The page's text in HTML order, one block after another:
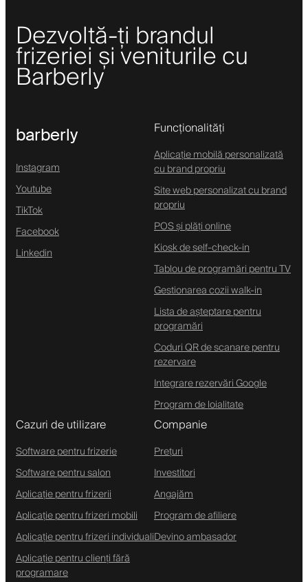
Dezvoltă-ți brandul
frizeriei și veniturile cu
Barberly
barberly
Instagram
Youtube
TikTok
Facebook
Linkedin
Funcționalități
Aplicație mobilă personalizată
cu brand propriu
Site web personalizat cu brand
propriu
POS și plăți online
Kiosk de self-check-in
Tablou de programări pentru TV
Gestionarea cozii walk-in
Lista de așteptare pentru
programări
Coduri QR de scanare pentru
rezervare
Integrare rezervări Google
Program de loialitate
Cazuri de utilizare
Software pentru frizerie
Software pentru salon
Aplicație pentru frizerii
Aplicație pentru frizeri mobili
Aplicație pentru frizeri individuali
Aplicație pentru clienți fără
programare
Companie
Prețuri
Investitori
Angajăm
Program de afiliere
Devino ambasador